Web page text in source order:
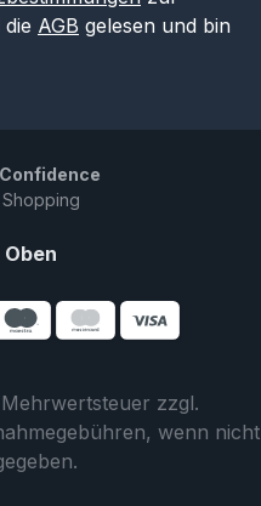
AGB gelesen und bin
zzgl.
wenn nicht